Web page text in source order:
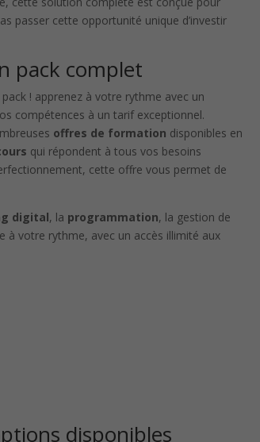
passer cette opportunité unique d’investir
pack complet
offres de formation disponibles en
qui répondent à tous vos besoins
cette offre vous permet de
digital, la programmation, la gestion de
à votre rythme, avec un accès illimité aux
disponibles